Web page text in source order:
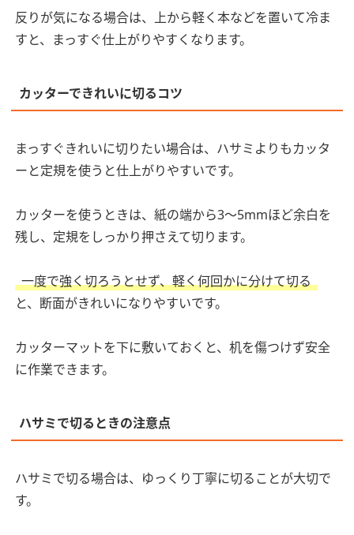
反りが気になる場合は、上から軽く本などを置いて冷ま
すと、まっすぐ仕上がりやすくなります。
カッターできれいに切るコツ
まっすぐきれいに切りたい場合は、ハサミよりもカッタ
ーと定規を使うと仕上がりやすいです。
カッターを使うときは、紙の端から3〜5mmほど余白を
残し、定規をしっかり押さえて切ります。
一度で強く切ろうとせず、軽く何回かに分けて切る
と、断面がきれいになりやすいです。
カッターマットを下に敷いておくと、机を傷つけず安全
に作業できます。
ハサミで切るときの注意点
ハサミで切る場合は、ゆっくり丁寧に切ることが大切で
す。